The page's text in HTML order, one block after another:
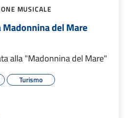
MUSICALE
Madonnina del Mare
alla "Madonnina del Mare"
Turismo